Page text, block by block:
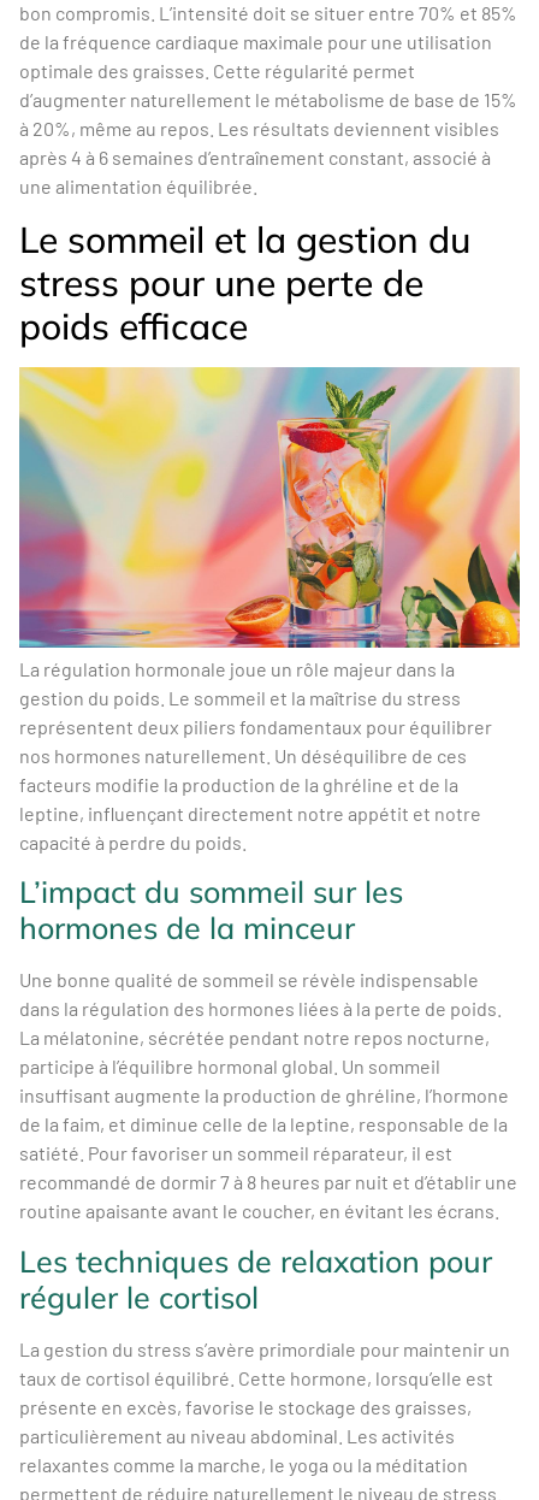
bon compromis. L’intensité doit se situer entre 70% et 85%
de la fréquence cardiaque maximale pour une utilisation
optimale des graisses. Cette régularité permet
d’augmenter naturellement le métabolisme de base de 15%
à 20%, même au repos. Les résultats deviennent visibles
après 4 à 6 semaines d’entraînement constant, associé à
une alimentation équilibrée.
Le sommeil et la gestion du
stress pour une perte de
poids efficace
La régulation hormonale joue un rôle majeur dans la
gestion du poids. Le sommeil et la maîtrise du stress
représentent deux piliers fondamentaux pour équilibrer
nos hormones naturellement. Un déséquilibre de ces
facteurs modifie la production de la ghréline et de la
leptine, influençant directement notre appétit et notre
capacité à perdre du poids.
L’impact du sommeil sur les
hormones de la minceur
Une bonne qualité de sommeil se révèle indispensable
dans la régulation des hormones liées à la perte de poids.
La mélatonine, sécrétée pendant notre repos nocturne,
participe à l’équilibre hormonal global. Un sommeil
insuffisant augmente la production de ghréline, l’hormone
de la faim, et diminue celle de la leptine, responsable de la
satiété. Pour favoriser un sommeil réparateur, il est
recommandé de dormir 7 à 8 heures par nuit et d’établir une
routine apaisante avant le coucher, en évitant les écrans.
Les techniques de relaxation pour
réguler le cortisol
La gestion du stress s’avère primordiale pour maintenir un
taux de cortisol équilibré. Cette hormone, lorsqu’elle est
présente en excès, favorise le stockage des graisses,
particulièrement au niveau abdominal. Les activités
relaxantes comme la marche, le yoga ou la méditation
permettent de réduire naturellement le niveau de stress.